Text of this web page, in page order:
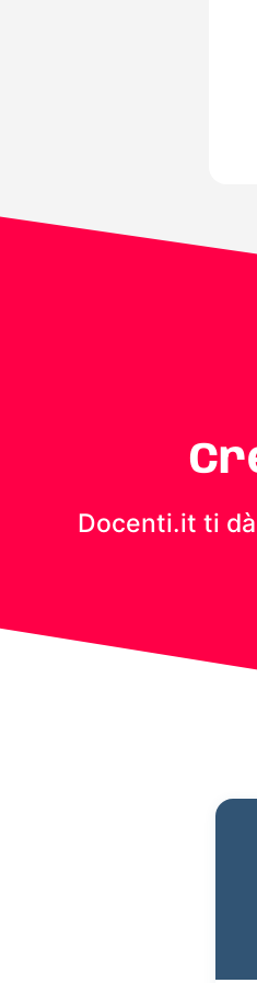
Docenti.it ti